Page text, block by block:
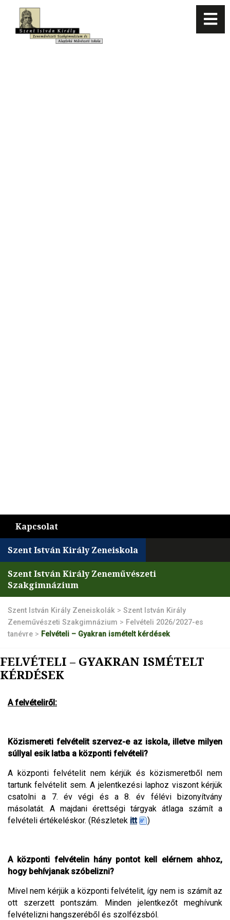
Kapcsolat
Szent István Király Zeneiskola
Szent István Király Zeneművészeti
Szakgimnázium
Szent István Király Zeneiskolák > Szent István Király
Zeneművészeti Szakgimnázium > Felvételi 2026/2027-es
tanévre > Felvételi – Gyakran ismételt kérdések
FELVÉTELI – GYAKRAN ISMÉTELT
KÉRDÉSEK
A felvételiről:
Közismereti felvételit szervez-e az iskola, illetve milyen
súllyal esik latba a központi felvételi?
A központi felvételit nem kérjük és közismeretből nem
tartunk felvételit sem. A jelentkezési laphoz viszont kérjük
csatolni a 7. év végi és a 8. év félévi bizonyítvány
másolatát. A majdani érettségi tárgyak átlaga számít a
felvételi értékeléskor. (Részletek itt )
A központi felvételin hány pontot kell elérnem ahhoz,
hogy behívjanak szóbelizni?
Mivel nem kérjük a központi felvételit, így nem is számít az
ott szerzett pontszám. Minden jelentkezőt meghívunk
felvételizni hangszeréből és szolfézsból.